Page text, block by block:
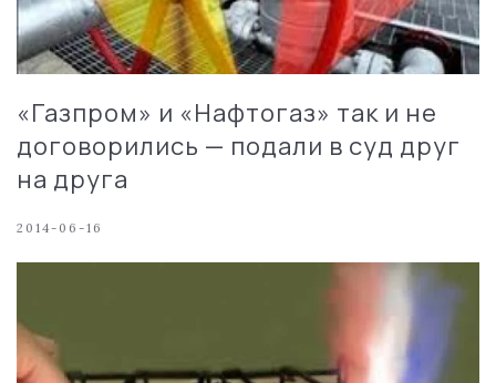
«Газпром» и «Нафтогаз» так и не
договорились — подали в суд друг
на друга
2014-06-16